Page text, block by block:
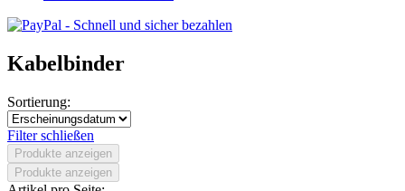
Kabelbinder
Sortierung:
Filter schließen
Produkte anzeigen
Produkte anzeigen